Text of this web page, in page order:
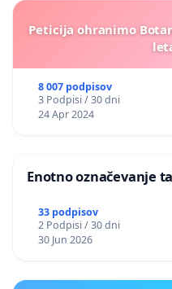
Peticija ohranimo
8 007 podpisov
3 Podpisi / 30 dni
24 Apr 2024
Enotno označevanje
33 podpisov
2 Podpisi / 30 dni
30 Jun 2026